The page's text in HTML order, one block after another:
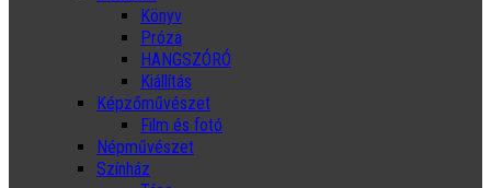
Könyv
Próza
HANGSZÓRÓ
Kiállítás
Képzőművészet
Film és fotó
Népművészet
Színház